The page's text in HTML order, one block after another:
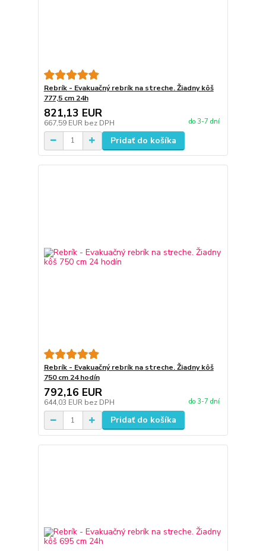
Rebrík - Evakuačný rebrík na streche. Žiadny kôš
777,5 cm 24h
821,13 EUR
667,59 EUR bez DPH do 3-7 dní
Pridať do košíka
Rebrík - Evakuačný rebrík na streche. Žiadny kôš
750 cm 24 hodín
792,16 EUR
644,03 EUR bez DPH do 3-7 dní
Pridať do košíka